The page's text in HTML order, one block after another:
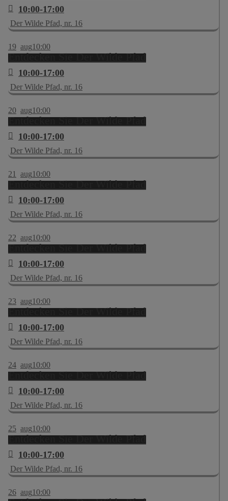
10:00-17:00
Der Wilde Pfad, nr. 16
19 aug10:00
Entdecken Sie Der Wilde Pfad
10:00-17:00
Der Wilde Pfad, nr. 16
20 aug10:00
Entdecken Sie Der Wilde Pfad
10:00-17:00
Der Wilde Pfad, nr. 16
21 aug10:00
Entdecken Sie Der Wilde Pfad
10:00-17:00
Der Wilde Pfad, nr. 16
22 aug10:00
Entdecken Sie Der Wilde Pfad
10:00-17:00
Der Wilde Pfad, nr. 16
23 aug10:00
Entdecken Sie Der Wilde Pfad
10:00-17:00
Der Wilde Pfad, nr. 16
24 aug10:00
Entdecken Sie Der Wilde Pfad
10:00-17:00
Der Wilde Pfad, nr. 16
25 aug10:00
Entdecken Sie Der Wilde Pfad
10:00-17:00
Der Wilde Pfad, nr. 16
26 aug10:00